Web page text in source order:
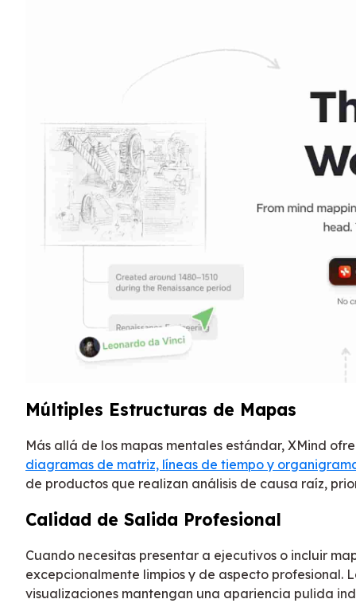
Múltiples Estructuras de Mapas
Más allá de los mapas mentales estándar, XMind
diagramas de matriz, líneas de tiempo y
de productos que realizan análisis de causa raíz,
Calidad de Salida Profesional
Cuando necesitas presentar a ejecutivos o incluir
excepcionalmente limpios y de aspecto profesional.
visualizaciones mantengan una apariencia pulida